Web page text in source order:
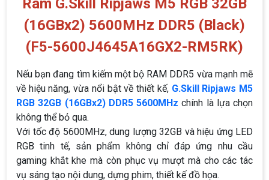
(16GBx2) 5600MHz DDR5 (Black)
(F5-5600J4645A16GX2-RM5RK)
Nếu bạn đang tìm kiếm một bộ RAM DDR5 vừa mạnh mẽ
về hiệu năng, vừa nổi bật về thiết kế, G.Skill Ripjaws M5
RGB 32GB (16GBx2) DDR5 5600MHz chính là lựa chọn
không thể bỏ qua.
Với tốc độ 5600MHz, dung lượng 32GB và hiệu ứng LED
RGB tinh tế, sản phẩm không chỉ đáp ứng nhu cầu
gaming khắt khe mà còn phục vụ mượt mà cho các tác
vụ sáng tạo nội dung, dựng phim, thiết kế đồ họa.